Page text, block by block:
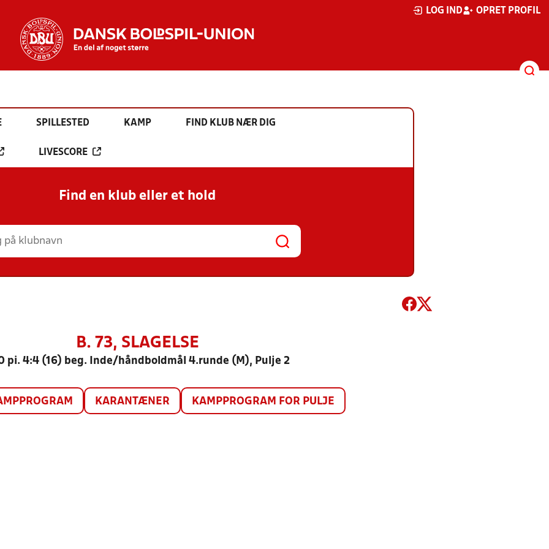
LOG IND OPRET PROFIL
SPILLESTED KAMP FIND KLUB NÆR DIG
LIVESCORE
Find en klub eller et hold
B. 73, SLAGELSE
pi. 4:4 (16) beg. Inde/håndboldmål 4.runde (M), Pulje 2
KARANTÆNER KAMPPROGRAM FOR PULJE